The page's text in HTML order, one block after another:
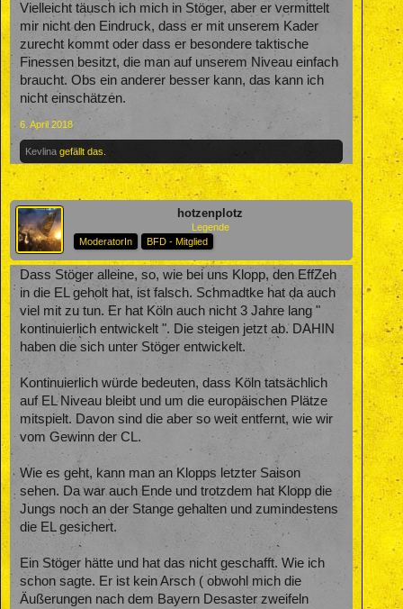
Vielleicht täusch ich mich in Stöger, aber er vermittelt
mir nicht den Eindruck, dass er mit unserem Kader
zurecht kommt oder dass er besondere taktische
Finessen besitzt, die man auf unserem Niveau einfach
braucht. Obs ein anderer besser kann, das kann ich
nicht einschätzen.
6. April 2018
Kevlina gefällt das.
hotzenplotz
Legende
ModeratorIn
BFD - Mitglied
Dass Stöger alleine, so, wie bei uns Klopp, den EffZeh
in die EL geholt hat, ist falsch. Schmadtke hat da auch
viel mit zu tun. Er hat Köln auch nicht 3 Jahre lang "
kontinuierlich entwickelt ". Die steigen jetzt ab. DAHIN
haben die sich unter Stöger entwickelt.
Kontinuierlich würde bedeuten, dass Köln tatsächlich
auf EL Niveau bleibt und um die europäischen Plätze
mitspielt. Davon sind die aber so weit entfernt, wie wir
vom Gewinn der CL.
Wie es geht, kann man an Klopps letzter Saison
sehen. Da war auch Ende und trotzdem hat Klopp die
Jungs noch an der Stange gehalten und zumindestens
die EL gesichert.
Ein Stöger hätte und hat das nicht geschafft. Wie ich
schon sagte. Er ist kein Arsch ( obwohl mich die
Äußerungen nach dem Bayern Desaster zweifeln